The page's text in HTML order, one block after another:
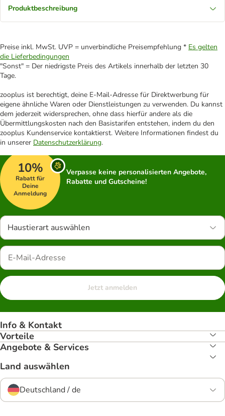
Produktbeschreibung
Preise inkl. MwSt. UVP = unverbindliche Preisempfehlung * Es gelten
die Lieferbedingungen
"Sonst" = Der niedrigste Preis des Artikels innerhalb der letzten 30
Tage.
zooplus ist berechtigt, deine E-Mail-Adresse für Direktwerbung für
eigene ähnliche Waren oder Dienstleistungen zu verwenden. Du kannst
dem jederzeit widersprechen, ohne dass hierfür andere als die
Übermittlungskosten nach den Basistarifen entstehen, indem du den
zooplus Kundenservice kontaktierst. Weitere Informationen findest du
in unserer Datenschutzerklärung.
10%
Rabatt für
Deine
Anmeldung
Verpasse keine personalisierten Angebote,
Rabatte und Gutscheine!
Haustierart auswählen
Jetzt anmelden
Info & Kontakt
Vorteile
Angebote & Services
Land auswählen
Deutschland / de